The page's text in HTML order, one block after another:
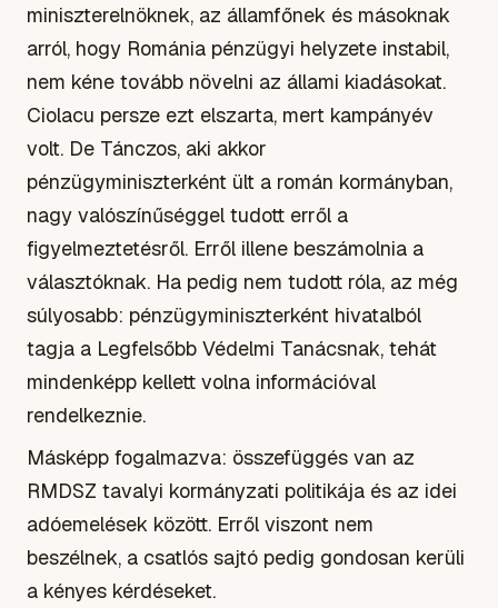
miniszterelnöknek, az államfőnek és másoknak
arról, hogy Románia pénzügyi helyzete instabil,
nem kéne tovább növelni az állami kiadásokat.
Ciolacu persze ezt elszarta, mert kampányév
volt. De Tánczos, aki akkor
pénzügyminiszterként ült a román kormányban,
nagy valószínűséggel tudott erről a
figyelmeztetésről. Erről illene beszámolnia a
választóknak. Ha pedig nem tudott róla, az még
súlyosabb: pénzügyminiszterként hivatalból
tagja a Legfelsőbb Védelmi Tanácsnak, tehát
mindenképp kellett volna információval
rendelkeznie.
Másképp fogalmazva: összefüggés van az
RMDSZ tavalyi kormányzati politikája és az idei
adóemelések között. Erről viszont nem
beszélnek, a csatlós sajtó pedig gondosan kerüli
a kényes kérdéseket.